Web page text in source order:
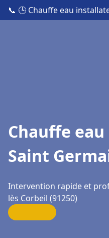
📞 🕒 Chauffe eau
Chauffe
Saint
Intervention rapide et
lès Corbeil (91250)